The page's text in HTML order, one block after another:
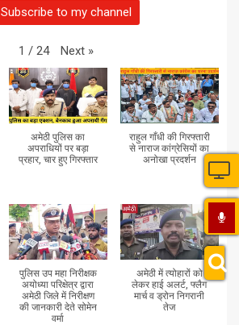
Subscribe to my channel
1 / 24 Next »
अमेठी पुलिस का
अपराधियों पर बड़ा
प्रहार, चार हुए गिरफ्तार
राहुल गाँधी की गिरफ्तारी
से नाराज कांग्रेसियों का
अनोखा प्रदर्शन
पुलिस उप महा निरीक्षक
अयोध्या परिक्षेत्र द्वारा
अमेठी जिले में निरीक्षण
की जानकारी देते सोमेन
वर्मा
अमेठी में त्योहारों को
लेकर हाई अलर्ट, फ्लैग
मार्च व ड्रोन निगरानी
तेज